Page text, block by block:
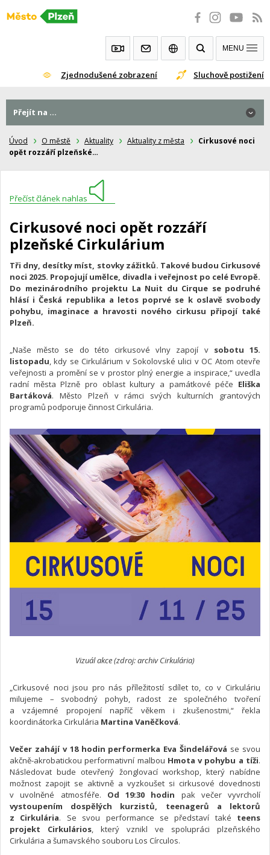
Přeskočit
Zjednodušené zobrazení Sluchově postižení
MENU
Úvod O městě Aktuality Aktuality z města
Cirkusové noci
opět rozzáří plzeňské…
Přečíst článek nahlas
Cirkusové noci opět rozzáří
plzeňské Cirkulárium
Tři dny, desítky míst, stovky zážitků. Takové budou Cirkusové
noci 2025. Propojují umělce, divadla i veřejnost po celé Evropě.
Do mezinárodního projektu La Nuit du Cirque se podruhé
hlásí i Česká republika a letos poprvé se k oslavě svobody
pohybu, imaginace a hravosti nového cirkusu připojí také
Plzeň.
„Naše město se do této cirkusové vlny zapojí v sobotu 15.
listopadu, kdy se Cirkulárium v Sokolovské ulici v OC Atom otevře
veřejnosti a promění se v prostor plný energie a inspirace,“ uvedla
radní města Plzně pro oblast kultury a památkové péče Eliška
Bartáková. Město Plzeň v rámci svých kulturních grantových
programů podporuje činnost Cirkulária.
Vizuál akce (zdroj: archiv Cirkulária)
„Cirkusové noci jsou pro nás příležitostí sdílet to, co v Cirkuláriu
milujeme – svobodný pohyb, radost ze společného tvoření
a vzájemné propojení napříč věkem i zkušenostmi,“ řekla
koordinátorka Cirkulária Martina Vaněčková.
Večer zahájí v 18 hodin performerka Eva Šindelářová se svou
akčně-akrobatickou performativní malbou Hmota v pohybu a tíži.
Následovat bude otevřený žonglovací workshop, který nabídne
možnost zapojit se aktivně a vyzkoušet si cirkusové dovednosti
v uvolněné atmosféře. Od 19:30 hodin pak večer vyvrcholí
vystoupením dospělých kurzistů, teenagerů a lektorů
z Cirkulária. Se svou performance se představí také teens
projekt Cirkulários, který vznikl ve spolupráci plzeňského
Cirkulária a šumavského souboru Los Círculos.
Přejít na ...